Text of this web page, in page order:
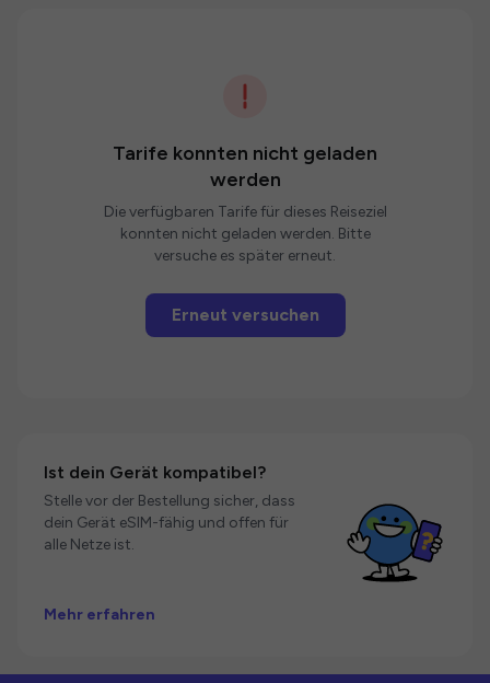
Tarife konnten nicht geladen
werden
Die verfügbaren Tarife für dieses Reiseziel
konnten nicht geladen werden. Bitte
versuche es später erneut.
Erneut versuchen
Ist dein Gerät kompatibel?
Stelle vor der Bestellung sicher, dass
dein Gerät eSIM-fähig und offen für
alle Netze ist.
Mehr erfahren